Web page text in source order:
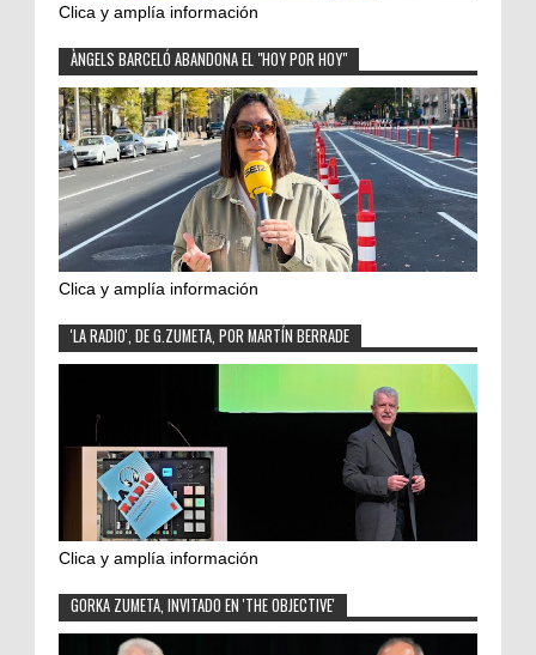
Clica y amplía información
ÀNGELS BARCELÓ ABANDONA EL "HOY POR HOY"
Clica y amplía información
'LA RADIO', DE G.ZUMETA, POR MARTÍN BERRADE
Clica y amplía información
GORKA ZUMETA, INVITADO EN 'THE OBJECTIVE'